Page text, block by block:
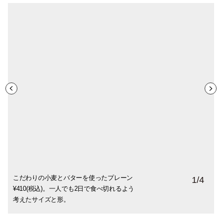
こだわりの小麦とバターを使ったプレーン
¥410(税込)。一人でも2日で食べ切れるよう
考えたサイズと形。
生地に大粒のサルタナレーズンを入れたリ
ッチなブドウパン、ブリオッシュ サルタナ
レーズン¥540(税込)
クリームチーズ¥540。ほかにチェダーチー
ズを入れたブリオッシュ¥ 540(各税込)。こ
れはおやつにも食事にも。
ほろ苦いキャラメルヌガーとナッツを焼き
込んだ、ヌガー¥540(税込)。スイーツギフ
トにもできるキューブ型。
1/4